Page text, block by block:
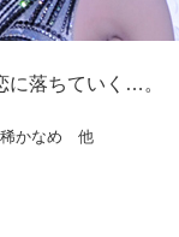
に落ちていく…。
稀かなめ 他